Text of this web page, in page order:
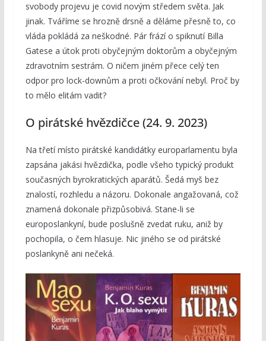
svobody projevu je covid novým středem světa. Jak
jinak. Tváříme se hrozně drsně a děláme přesně to, co
vláda pokládá za neškodné. Pár frází o spiknutí Billa
Gatese a útok proti obyčejným doktorům a obyčejným
zdravotním sestrám. O ničem jiném přece celý ten
odpor pro lock-downům a proti očkování nebyl. Proč by
to mělo elitám vadit?
O pirátské hvězdičce (24. 9. 2023)
Na třetí místo pirátské kandidátky europarlamentu byla
zapsána jakási hvězdička, podle všeho typický produkt
současných byrokratických aparátů. Šedá myš bez
znalostí, rozhledu a názoru. Dokonale angažovaná, což
znamená dokonale přizpůsobivá. Stane-li se
europoslankyní, bude poslušně zvedat ruku, aniž by
pochopila, o čem hlasuje. Nic jiného se od pirátské
poslankyně ani nečeká.